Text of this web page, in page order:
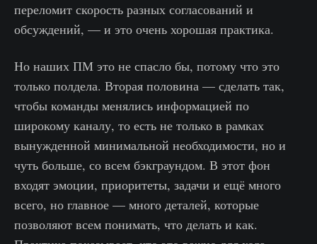
переломит скорость разных согласований и
обсуждений, — и это очень хорошая практика.
Но наших ПМ это не спасло бы, потому что это
только полдела. Вторая половина — сделать так,
чтобы команды менялись информацией по
широкому каналу, то есть не только в рамках
вынужденной минимальной необходимости, но и
чуть больше, со всем бэкграундом. В этот фон
входят эмоции, приоритеты, задачи и ещё много
всего, но главное — много деталей, которые
позволяют всем понимать, что делать и как.